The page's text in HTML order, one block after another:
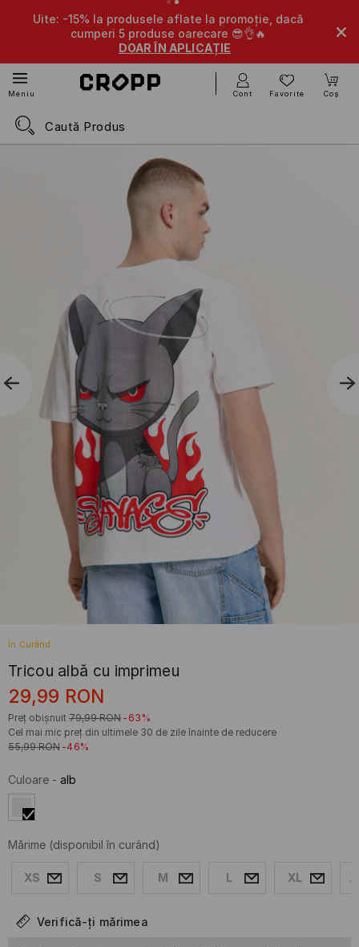
Uite: -15% la produsele aflate la promoție, dacă
cumperi 5 produse oarecare 😎👌🔥
DOAR ÎN APLICAȚIE
Meniu Cont Favorite Coș
În Curând
Tricou albă cu imprimeu
29,99 RON
Preț obișnuit 79,99 RON -63%
Cel mai mic preț din ultimele 30 de zile înainte de reducere
55,99 RON -46%
Culoare - alb
Mărime (disponibil în curând)
XS S M L XL
Verifică-ți mărimea